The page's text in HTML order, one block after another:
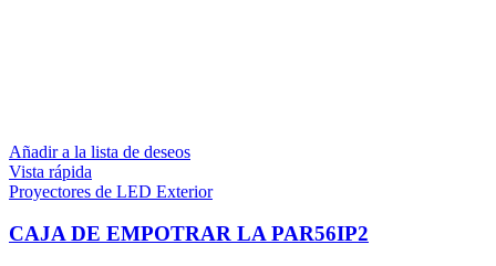
Añadir a la lista de deseos
Vista rápida
Proyectores de LED Exterior
CAJA DE EMPOTRAR LA PAR56IP2